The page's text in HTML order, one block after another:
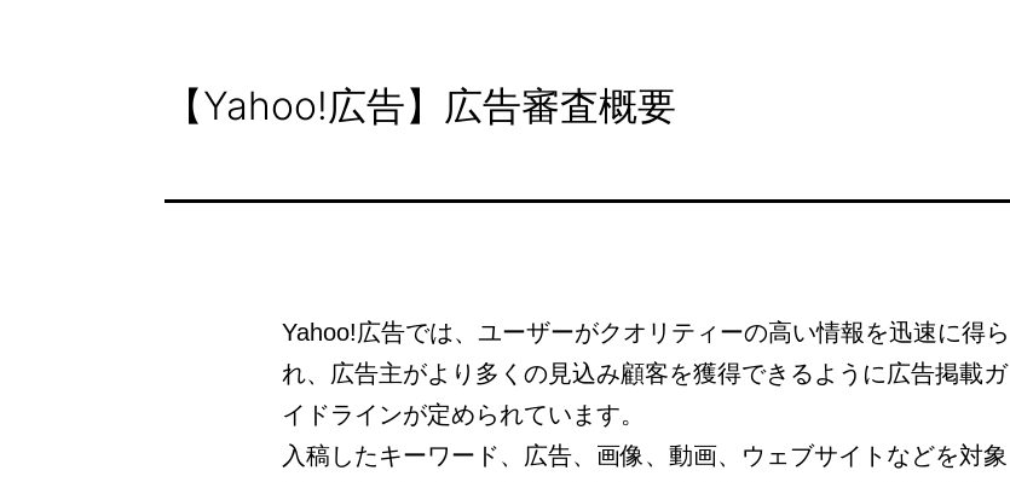
【Yahoo!広告】広告審査概要
Yahoo!広告では、ユーザーがクオリティーの高い情報を迅速に得ら
れ、広告主がより多くの見込み顧客を獲得できるように広告掲載ガ
イドラインが定められています。
入稿したキーワード、広告、画像、動画、ウェブサイトなどを対象